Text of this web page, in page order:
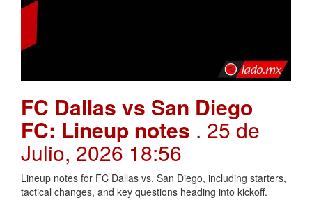
FC Dallas vs San Diego
FC: Lineup notes . 25 de
Julio, 2026 18:56
Lineup notes for FC Dallas vs. San Diego, including starters,
tactical changes, and key questions heading into kickoff.